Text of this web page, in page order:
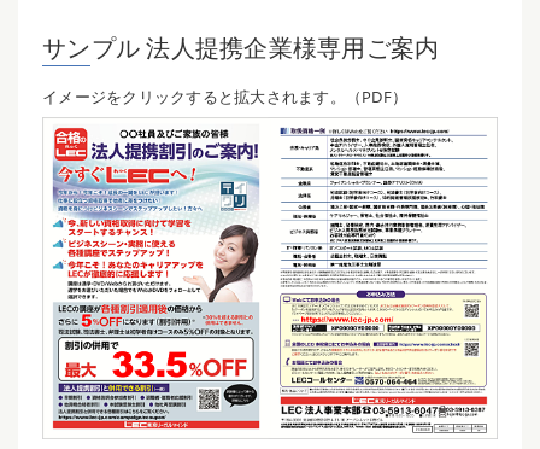
サンプル 法人提携企業様専用ご案内
イメージをクリックすると拡大されます。（PDF）